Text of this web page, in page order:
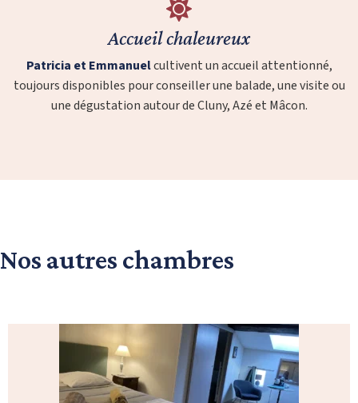
Accueil chaleureux
Patricia et Emmanuelcultivent un accueil attentionné,
toujours disponibles pour conseiller une balade, une visite ou
une dégustation autour de Cluny, Azé et Mâcon.
Nos autres chambres